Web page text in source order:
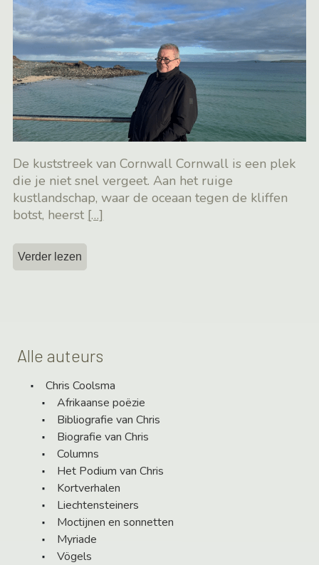
De kuststreek van Cornwall Cornwall is een plek
die je niet snel vergeet. Aan het ruige
kustlandschap, waar de oceaan tegen de kliffen
botst, heerst […]
Verder lezen
Alle auteurs
Chris Coolsma
Afrikaanse poëzie
Bibliografie van Chris
Biografie van Chris
Columns
Het Podium van Chris
Kortverhalen
Liechtensteiners
Moctijnen en sonnetten
Myriade
Vögels